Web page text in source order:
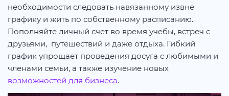
необходимости следовать навязанному извне
графику и жить по собственному расписанию.
Пополняйте личный счет во время учебы, встреч с
друзьями, путешествий и даже отдыха. Гибкий
график упрощает проведения досуга с любимыми и
членами семьи, а также изучение новых
возможностей для бизнеса.